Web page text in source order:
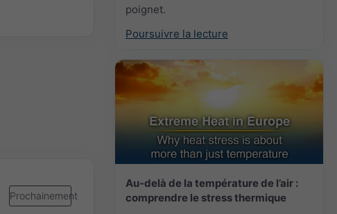
poignet.
Poursuivre la lecture
Au-delà de la température de l’air :
comprendre le stress thermique
Prochainement